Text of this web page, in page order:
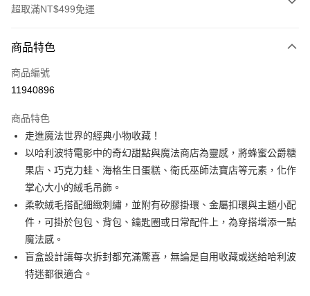
超取滿NT$499免運
信用卡一次付款
超商取貨付款
Apple Pay
街口支付
悠遊付
AFTEE先享後付
相關說明
【關於「AFTEE先享後付」】
AFTEE先享後付是「在收到商品之後才付款」的支付方式。 讓您購物簡單
１．簡單：不需註冊會員、不需綁卡、不需儲值。
ATM付款
商品特色
商品編號
11940896
商品特色
走進魔法世界的經典小物收藏！
以哈利波特電影中的奇幻甜點與魔法商店為靈感，將蜂蜜公爵糖
果店、巧克力蛙、海格生日蛋糕、衛氏巫師法寶店等元素，化作
掌心大小的絨毛吊飾。
柔軟絨毛搭配細緻刺繡，並附有矽膠掛環、金屬扣環與主題小配
件，可掛於包包、背包、鑰匙圈或日常配件上，為穿搭增添一點
魔法感。
盲盒設計讓每次拆封都充滿驚喜，無論是自用收藏或送給哈利波
特迷都很適合。